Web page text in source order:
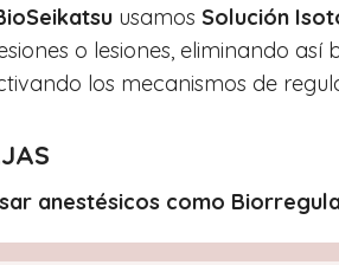
usamos Solución
o lesiones, eliminando
los mecanismos de
anestésicos como